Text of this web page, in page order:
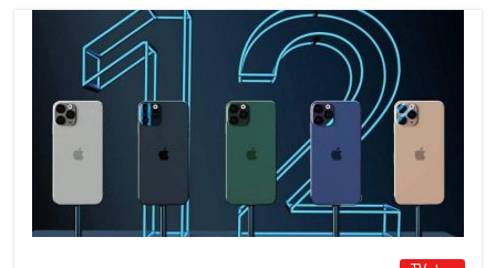
الدخيل يفتتح مستشفى الأورام
والطب النووي التخصصي في
الموصل
9 أغسطس، 2026 No Comment